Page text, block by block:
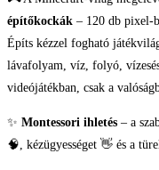
építőkockák – 120 db pixel-
Építs kézzel fogható
lávafolyam, víz, folyó,
videójátékban, csak a
✨ Montessori ihletés – a
🧠, kézügyességet 👋 és a